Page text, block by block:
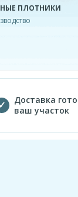
ПЛОТНИКИ
Доставка
ваш участок